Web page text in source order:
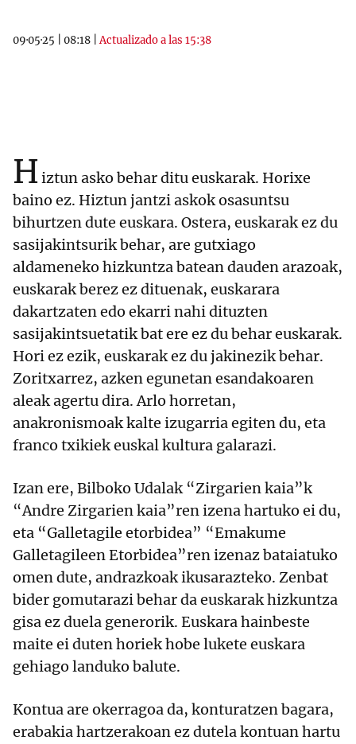
09·05·25 08:18 |Actualizado a las 15:38
H iztun asko behar ditu euskarak. Horixe
baino ez. Hiztun jantzi askok osasuntsu
bihurtzen dute euskara. Ostera, euskarak ez du
sasijakintsurik behar, are gutxiago
aldameneko hizkuntza batean dauden arazoak,
euskarak berez ez dituenak, euskarara
dakartzaten edo ekarri nahi dituzten
sasijakintsuetatik bat ere ez du behar euskarak.
Hori ez ezik, euskarak ez du jakinezik behar.
Zoritxarrez, azken egunetan esandakoaren
aleak agertu dira. Arlo horretan,
anakronismoak kalte izugarria egiten du, eta
franco txikiek euskal kultura galarazi.
Izan ere, Bilboko Udalak “Zirgarien kaia”k
“Andre Zirgarien kaia”ren izena hartuko ei du,
eta “Galletagile etorbidea” “Emakume
Galletagileen Etorbidea”ren izenaz bataiatuko
omen dute, andrazkoak ikusarazteko. Zenbat
bider gomutarazi behar da euskarak hizkuntza
gisa ez duela generorik. Euskara hainbeste
maite ei duten horiek hobe lukete euskara
gehiago landuko balute.
Kontua are okerragoa da, konturatzen bagara,
erabakia hartzerakoan ez dutela kontuan hartu